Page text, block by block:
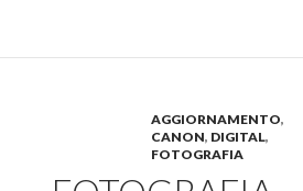
AGGIORNAMENTO,
CANON, DIGITAL,
FOTOGRAFIA